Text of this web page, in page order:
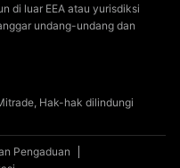
di luar EEA atau yurisdiksi
undang-undang dan
Hak-hak dilindungi
Pengaduan